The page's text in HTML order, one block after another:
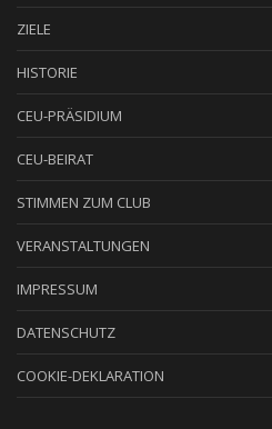
ZIELE
HISTORIE
CEU-PRÄSIDIUM
CEU-BEIRAT
STIMMEN ZUM CLUB
VERANSTALTUNGEN
IMPRESSUM
DATENSCHUTZ
COOKIE-DEKLARATION